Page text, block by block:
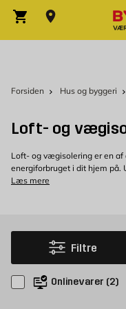
Indkøbskurv
Forsiden Hus og byggeri
Loft- og
Loft- og vægisolering er en af
energiforbruget i dit hjem på.
kan den rette isolering spare
herunder om de forskellige
Kingspan, hvis du leder
Loft- og vægisolering
Læs mere
Filtre
Onlinevarer (2)